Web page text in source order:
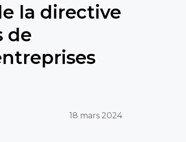
la directive
de
18 mars 2024